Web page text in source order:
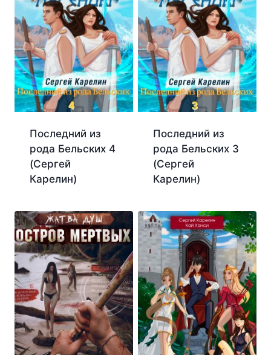
Последний из
рода Бельских 4
(Сергей
Карелин)
Последний из
рода Бельских 3
(Сергей
Карелин)